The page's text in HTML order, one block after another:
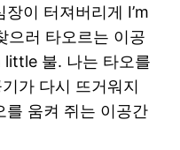
이 터져버리게 I’m
으러 타오르는 이공
little 불. 나는 타오를
가 다시 뜨거워지
를 움켜 쥐는 이공간